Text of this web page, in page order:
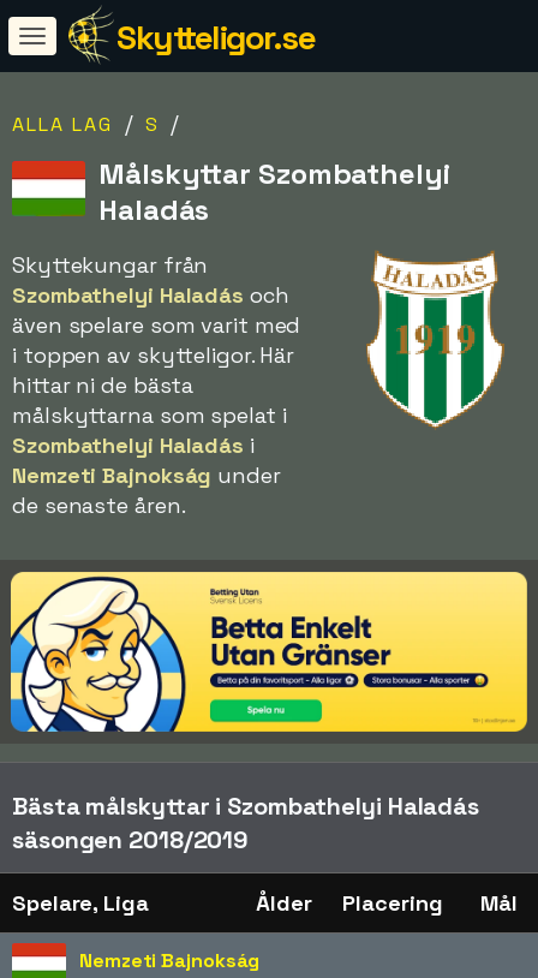
Skytteligor.se
ALLA LAG / S /
Målskyttar Szombathelyi
Haladás
Skyttekungar från
Szombathelyi Haladás och
även spelare som varit med
i toppen av skytteligor. Här
hittar ni de bästa
målskyttarna som spelat i
Szombathelyi Haladás i
Nemzeti Bajnokság under
de senaste åren.
Bästa målskyttar i Szombathelyi Haladás
säsongen 2018/2019
Spelare, Liga Ålder Placering Mål
Nemzeti Bajnokság